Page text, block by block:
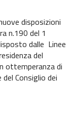
disposizioni
n.190 del 1
dalle Linee
del
ottemperanza di
Consiglio dei